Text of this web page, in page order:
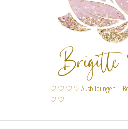
♡ ♡ ♡ ♡ Ausbildungen –
♡ ♡